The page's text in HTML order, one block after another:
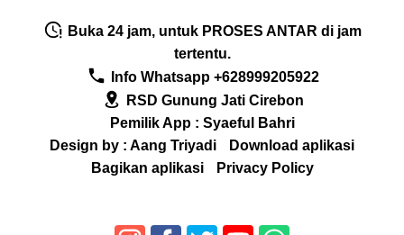
Buka 24 jam, untuk PROSES ANTAR di jam
tertentu.
Info Whatsapp +628999205922
RSD Gunung Jati Cirebon
Pemilik App : Syaeful Bahri
Design by : Aang Triyadi
Download aplikasi
Bagikan aplikasi
Privacy Policy